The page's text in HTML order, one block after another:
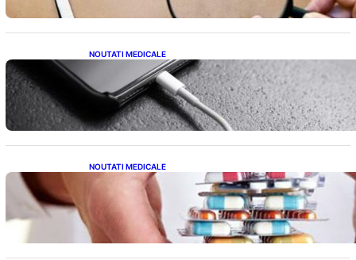
NOUTATI MEDICALE
Încărcarea Telefonului Pe Timp de Noapte:
Mituri, Realități și Impact Asupra Bateriei
NOUTATI MEDICALE
Criza Medicamentelor pentru Tulburări
Digestive: Ce Înseamnă Suspendarea Colebil
și Panzcebil pentru Pacienți